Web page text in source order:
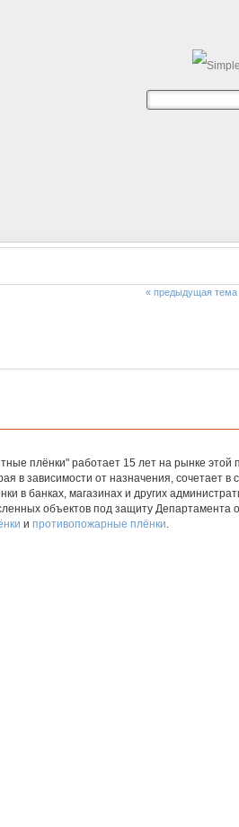
« предыдущая тема
плёнки" работает 15 лет на рынке этой
в зависимости от назначения, сочетает в
в банках, магазинах и других
объектов под защиту
и противопожарные плёнки.